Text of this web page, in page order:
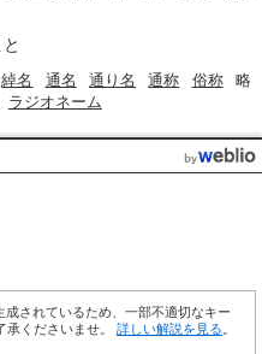
綽名 通名 通り名 通称 俗称
略
ラジオネーム
されているため、一部不適切なキー
承くださいませ。 詳しい解説を見る